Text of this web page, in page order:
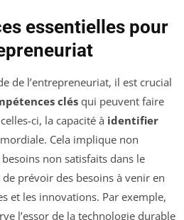
essentielles pour
de l’entrepreneuriat, il est crucial
clésqui peuvent faire
ci, la capacité à identifier
Cela implique non
non satisfaits dans le
prévoir des besoins à venir en
et les innovations. Par exemple,
l’essor de la technologie durable